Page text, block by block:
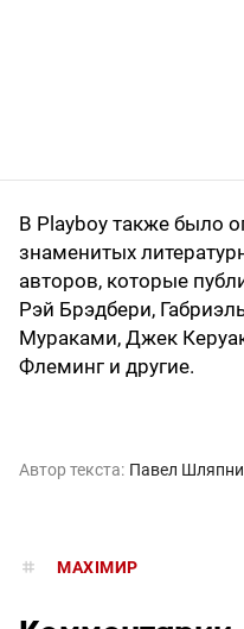
В Playboy также было
знаменитых
авторов, которые
Рэй Брэдбери,
Мураками, Джек
Флеминг и другие.
Автор текста: Павел
MAXIMИР